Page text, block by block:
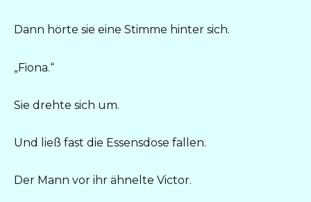
Dann hörte sie eine Stimme hinter sich.
„Fiona.“
Sie drehte sich um.
Und ließ fast die Essensdose fallen.
Der Mann vor ihr ähnelte Victor.